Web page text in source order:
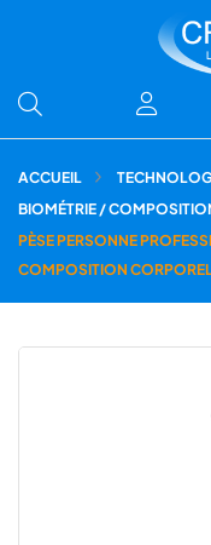
ACCUEIL
BIOMÉTRIE /
PÈSE PERSONNE
COMPOSITION